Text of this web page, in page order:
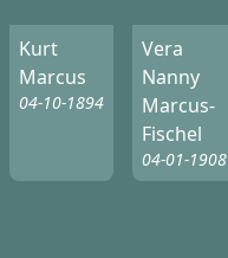
Kurt
Marcus
04-10-1894
Vera
Nanny
Marcus-
Fischel
04-01-1908